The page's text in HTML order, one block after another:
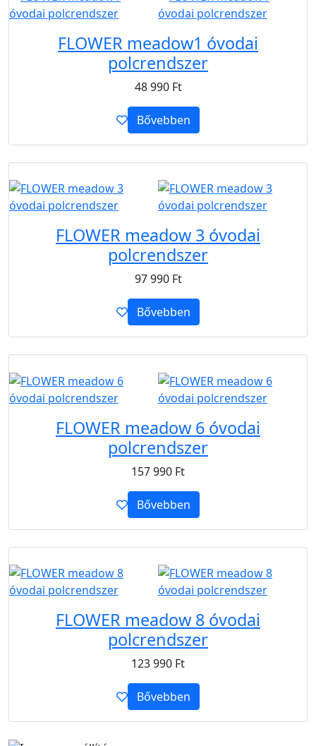
FLOWER meadow1 óvodai
polcrendszer
48 990 Ft
Bővebben
FLOWER meadow 3 óvodai
polcrendszer
97 990 Ft
Bővebben
FLOWER meadow 6 óvodai
polcrendszer
157 990 Ft
Bővebben
FLOWER meadow 8 óvodai
polcrendszer
123 990 Ft
Bővebben